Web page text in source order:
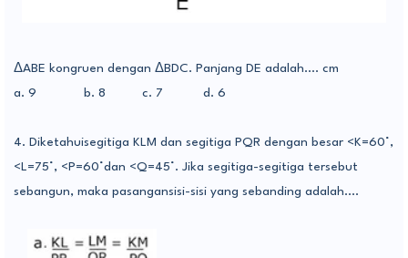
ΔABE kongruen dengan ΔBDC. Panjang DE adalah…. cm
a. 9
b. 8 c. 7 d. 6
4. Diketahuisegitiga KLM dan segitiga PQR dengan besar <K=60°,
<L=75°, <P=60°dan <Q=45°. Jika segitiga-segitiga tersebut
sebangun, maka pasangansisi-sisi yang sebanding adalah....